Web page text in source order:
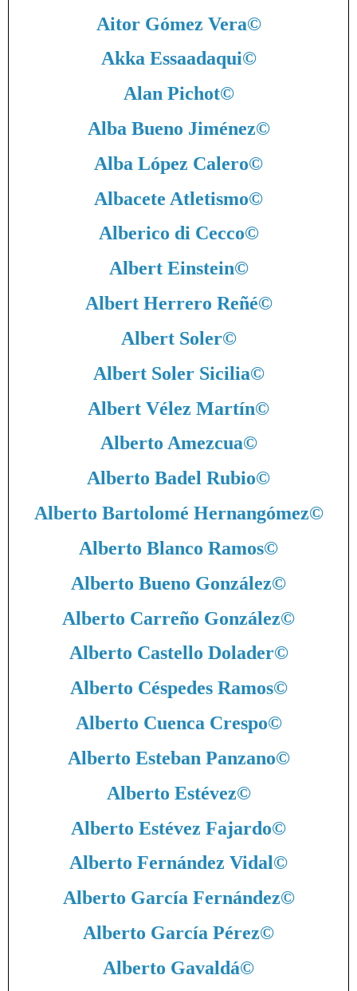
Aitor Gómez Vera©
Akka Essaadaqui©
Alan Pichot©
Alba Bueno Jiménez©
Alba López Calero©
Albacete Atletismo©
Alberico di Cecco©
Albert Einstein©
Albert Herrero Reñé©
Albert Soler©
Albert Soler Sicilia©
Albert Vélez Martín©
Alberto Amezcua©
Alberto Badel Rubio©
Alberto Bartolomé Hernangómez©
Alberto Blanco Ramos©
Alberto Bueno González©
Alberto Carreño González©
Alberto Castello Dolader©
Alberto Céspedes Ramos©
Alberto Cuenca Crespo©
Alberto Esteban Panzano©
Alberto Estévez©
Alberto Estévez Fajardo©
Alberto Fernández Vidal©
Alberto García Fernández©
Alberto García Pérez©
Alberto Gavaldá©